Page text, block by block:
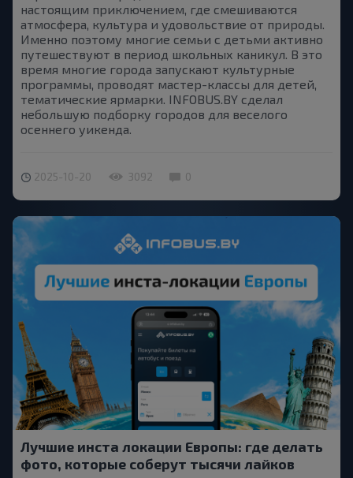
настоящим приключением, где смешиваются
атмосфера, культура и удовольствие от природы.
Именно поэтому многие семьи с детьми активно
путешествуют в период школьных каникул. В это
время многие города запускают культурные
программы, проводят мастер-классы для детей,
тематические ярмарки. INFOBUS.BY сделал
небольшую подборку городов для веселого
осеннего уикенда.
2025-10-20 3092 0
Лучшие инста локации Европы: где делать
фото, которые соберут тысячи лайков